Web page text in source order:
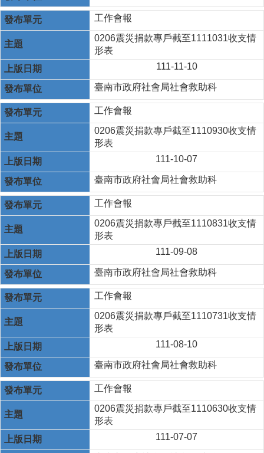
工作會報
0206震災捐款專戶截至1111031收支情
形表
111-11-10
臺南市政府社會局社會救助科
工作會報
0206震災捐款專戶截至1110930收支情
形表
111-10-07
臺南市政府社會局社會救助科
工作會報
0206震災捐款專戶截至1110831收支情
形表
111-09-08
臺南市政府社會局社會救助科
工作會報
0206震災捐款專戶截至1110731收支情
形表
111-08-10
臺南市政府社會局社會救助科
工作會報
0206震災捐款專戶截至1110630收支情
形表
111-07-07